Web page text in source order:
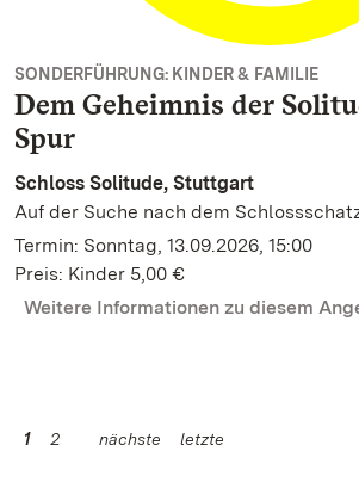
SONDERFÜHRUNG: KINDER & FAMILIE
Dem Geheimnis der
Spur
Schloss Solitude, Stuttgart
Auf der Suche nach dem
Termin: Sonntag, 13.09.2026, 15:00
Preis: Kinder 5,00 €
Weitere Informationen zu diesem
1 2 nächste letzte